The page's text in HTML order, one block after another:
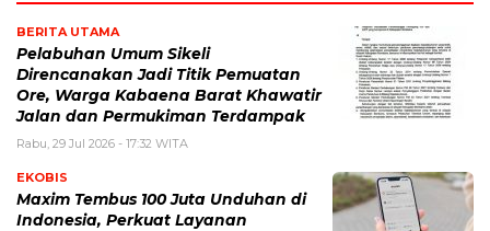
BERITA UTAMA
Pelabuhan Umum Sikeli
Direncanakan Jadi Titik Pemuatan
Ore, Warga Kabaena Barat Khawatir
Jalan dan Permukiman Terdampak
Rabu, 29 Jul 2026 - 17:32 WITA
EKOBIS
Maxim Tembus 100 Juta Unduhan di
Indonesia, Perkuat Layanan